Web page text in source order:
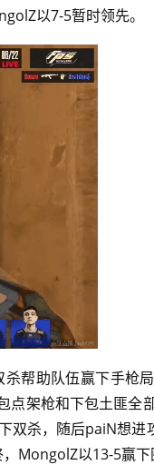
以7-5暂时领先。
帮助队伍赢下手枪
点架枪和下包土匪全
双杀，随后paiN想进
MongolZ以13-5赢下